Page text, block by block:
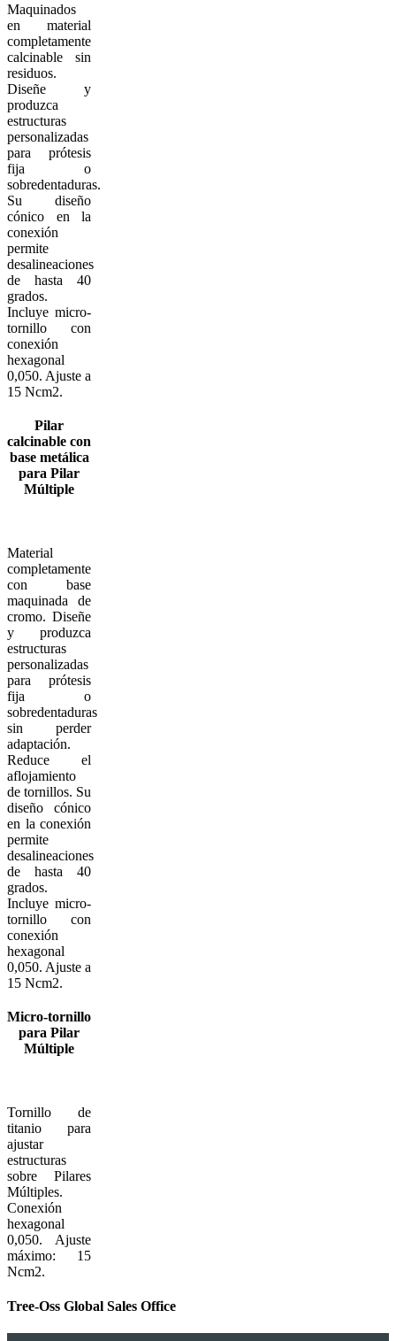
Maquinados
en material
completamente
calcinable sin
residuos.
Diseñe y
produzca
estructuras
personalizadas
para prótesis
fija o
sobredentaduras.
Su diseño
cónico en la
conexión
permite
desalineaciones
de hasta 40
grados.
Incluye micro-
tornillo con
conexión
hexagonal
0,050. Ajuste a
15 Ncm2.
Pilar
calcinable con
base metálica
para Pilar
Múltiple
Material
completamente
con base
maquinada de
cromo. Diseñe
y produzca
estructuras
personalizadas
para prótesis
fija o
sobredentaduras
sin perder
adaptación.
Reduce el
aflojamiento
de tornillos. Su
diseño cónico
en la conexión
permite
desalineaciones
de hasta 40
grados.
Incluye micro-
tornillo con
conexión
hexagonal
0,050. Ajuste a
15 Ncm2.
Micro-tornillo
paraPilar
Múltiple
Tornillo de
titanio para
ajustar
estructuras
sobre Pilares
Múltiples.
Conexión
hexagonal
0,050. Ajuste
máximo: 15
Ncm2.
Tree-Oss Global Sales Office